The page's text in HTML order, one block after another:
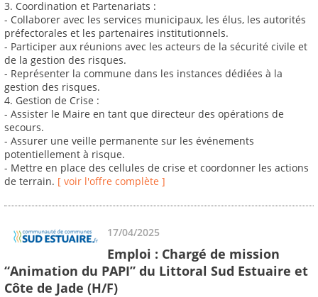
3. Coordination et Partenariats :
- Collaborer avec les services municipaux, les élus, les autorités
préfectorales et les partenaires institutionnels.
- Participer aux réunions avec les acteurs de la sécurité civile et
de la gestion des risques.
- Représenter la commune dans les instances dédiées à la
gestion des risques.
4. Gestion de Crise :
- Assister le Maire en tant que directeur des opérations de
secours.
- Assurer une veille permanente sur les événements
potentiellement à risque.
- Mettre en place des cellules de crise et coordonner les actions
de terrain. [ voir l'offre complète ]
17/04/2025
Emploi : Chargé de mission
“Animation du PAPI” du Littoral Sud Estuaire et
Côte de Jade (H/F)